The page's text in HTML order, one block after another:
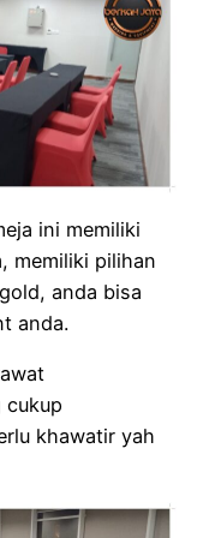
ini memiliki
memiliki pilihan
anda bisa
anda.
cukup
khawatir yah